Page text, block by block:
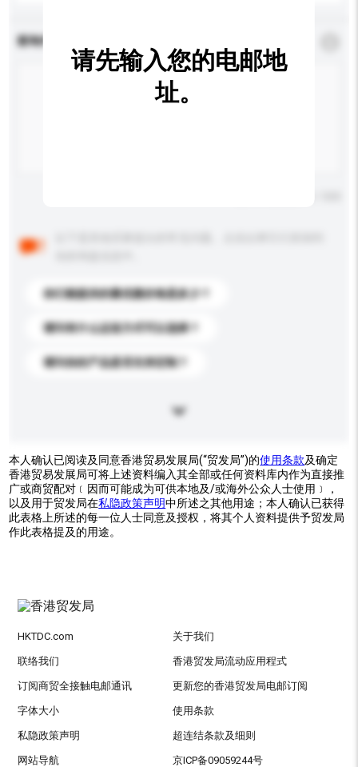
查询内容
你们能提供的最优惠价格是多少？
请问有什么运送方式可以选择？
请问你的产品是否支持定制？
请先输入您的电邮地
址。
本人确认已阅读及同意香港贸易发展局(“贸发局”)的使用条款及确定
香港贸易发展局可将上述资料编入其全部或任何资料库内作为直接推
广或商贸配对﹝因而可能成为可供本地及/或海外公众人士使用﹞，
以及用于贸发局在私隐政策声明中所述之其他用途；本人确认已获得
此表格上所述的每一位人士同意及授权，将其个人资料提供予贸发局
作此表格提及的用途。
HKTDC.com 关于我们
联络我们 香港贸发局流动应用程式
订阅商贸全接触电邮通讯 更新您的香港贸发局电邮订阅
字体大小 使用条款
私隐政策声明 超连结条款及细则
网站导航 京ICP备09059244号